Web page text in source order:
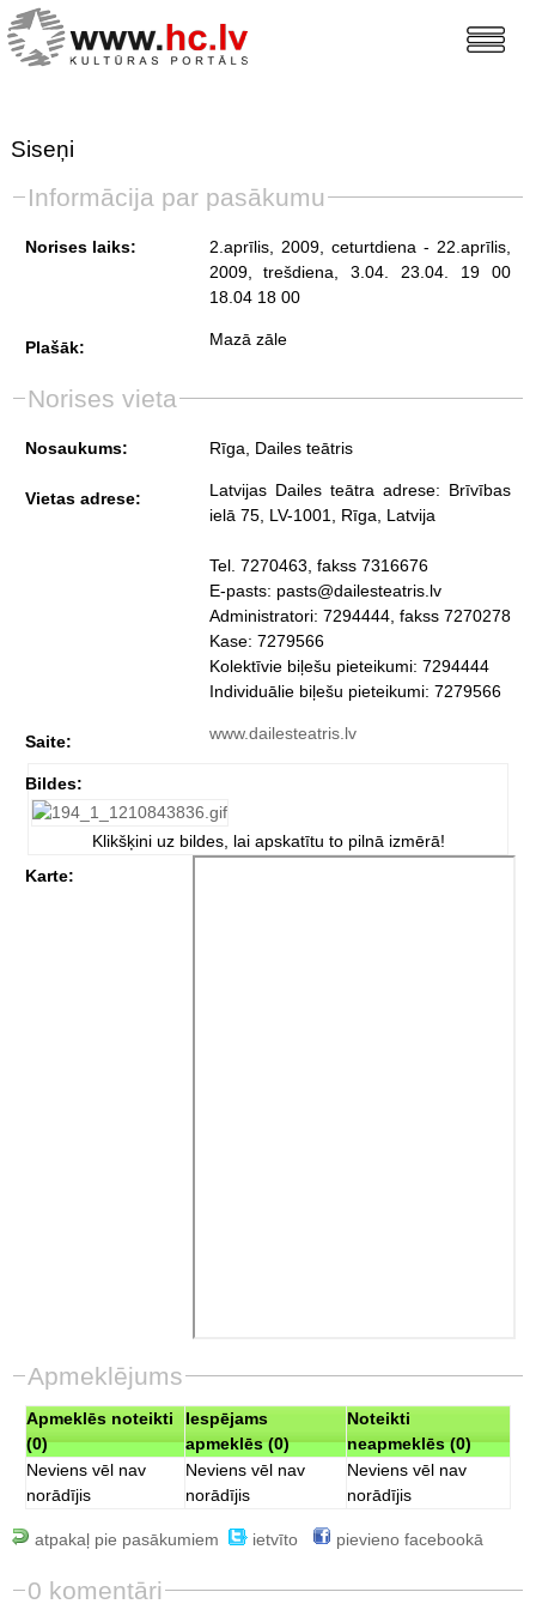
Siseņi
Informācija par pasākumu
Norises laiks: 2.aprīlis, 2009, ceturtdiena - 22.aprīlis,
2009, trešdiena , 3.04. 23.04. 19 00
18.04 18 00
Plašāk: Mazā zāle
Norises vieta
Nosaukums: Rīga, Dailes teātris
Vietas adrese:
Latvijas Dailes teātra adrese: Brīvības
ielā 75, LV-1001, Rīga, Latvija
Tel. 7270463, fakss 7316676
E-pasts: pasts@dailesteatris.lv
Administratori: 7294444, fakss 7270278
Kase: 7279566
Kolektīvie biļešu pieteikumi: 7294444
Individuālie biļešu pieteikumi: 7279566
Saite: www.dailesteatris.lv
Bildes:
Klikšķini uz bildes, lai apskatītu to pilnā izmērā!
Karte:
Apmeklējums
Apmeklēs noteikti
(0)
Iespējams
apmeklēs (0)
Noteikti
neapmeklēs (0)
Neviens vēl nav
norādījis
Neviens vēl nav
norādījis
Neviens vēl nav
norādījis
atpakaļ pie pasākumiem ietvīto pievieno facebookā
0 komentāri